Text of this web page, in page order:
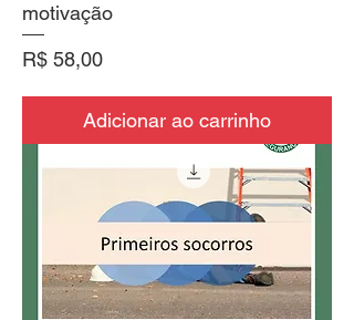
motivação
Preço
R$ 58,00
Adicionar ao carrinho